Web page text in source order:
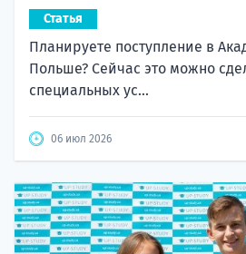
Статья
Планируете поступление в
Польше? Сейчас это можно
специальных ус...
06 июл 2026